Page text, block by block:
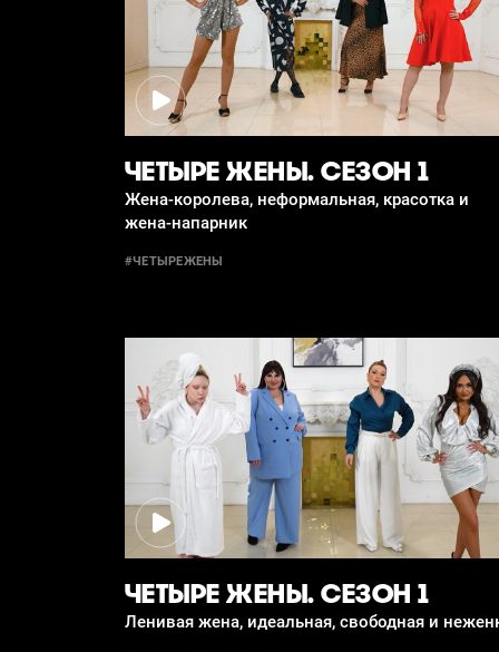
ЧЕТЫРЕ ЖЕНЫ. СЕЗОН 1
Жена-королева, неформальная, красотка и
жена-напарник
#ЧЕТЫРЕЖЕНЫ
ЧЕТЫРЕ ЖЕНЫ. СЕЗОН 1
Ленивая жена, идеальная, свободная и